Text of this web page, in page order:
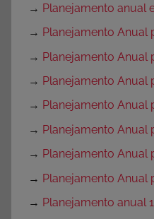
→ Planejamento anual
→ Planejamento Anual
→ Planejamento Anual
→ Planejamento Anual
→ Planejamento Anual
→ Planejamento Anual
→ Planejamento Anual
→ Planejamento Anual
→ Planejamento anual